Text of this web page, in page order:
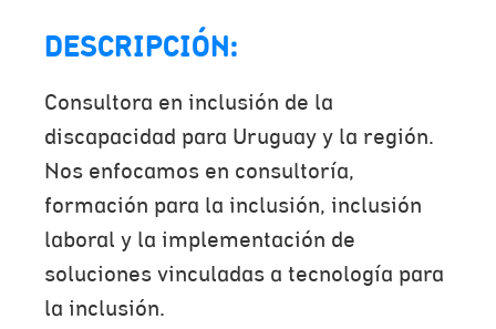
DESCRIPCIÓN:
Consultora en inclusión de la
discapacidad para Uruguay y la región.
Nos enfocamos en consultoría,
formación para la inclusión, inclusión
laboral y la implementación de
soluciones vinculadas a tecnología para
la inclusión.